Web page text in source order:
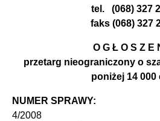
tel. (068) 327
faks (068) 327
O G Ł O S Z E
przetarg nieograniczony o
poniżej 14 000
NUMER SPRAWY:
4/2008